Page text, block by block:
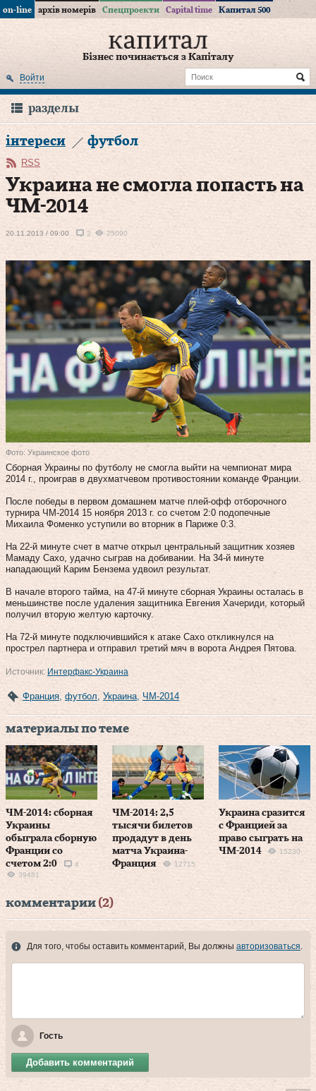
on-line архів номерів Спецпроекти Capital time Капитал 500
Бізнес починається з Капіталу
Войти
разделы
інтереси футбол
RSS
Украина не смогла попасть на
ЧМ-2014
20.11.2013 / 09:00 2 25090
Фото: Украинское фото
Сборная Украины по футболу не смогла выйти на чемпионат мира
2014 г., проиграв в двухматчевом противостоянии команде Франции.
После победы в первом домашнем матче плей-офф отборочного
турнира ЧМ-2014 15 ноября 2013 г. со счетом 2:0 подопечные
Михаила Фоменко уступили во вторник в Париже 0:3.
На 22-й минуте счет в матче открыл центральный защитник хозяев
Мамаду Сахо, удачно сыграв на добивании. На 34-й минуте
нападающий Карим Бензема удвоил результат.
В начале второго тайма, на 47-й минуте сборная Украины осталась в
меньшинстве после удаления защитника Евгения Хачериди, который
получил вторую желтую карточку.
На 72-й минуте подключившийся к атаке Сахо откликнулся на
прострел партнера и отправил третий мяч в ворота Андрея Пятова.
Источник: Интерфакс-Украина
Франция футбол Украина ЧМ-2014
материалы по теме
ЧМ-2014: сборная
Украины
обыграла сборную
Франции со
счетом 2:0
4
39481
ЧМ-2014: 2,5
тысячи билетов
продадут в день
матча Украина-
Франция
12715
Украина сразится
с Францией за
право сыграть на
ЧМ-2014
15230
комментарии (2)
Для того, чтобы оставить комментарий, Вы должны авторизоваться.
Гость
Добавить комментарий